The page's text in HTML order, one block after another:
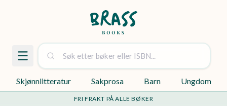
Skjønnlitteratur Sakprosa Barn Ungdom
FRI FRAKT PÅ ALLE BØKER